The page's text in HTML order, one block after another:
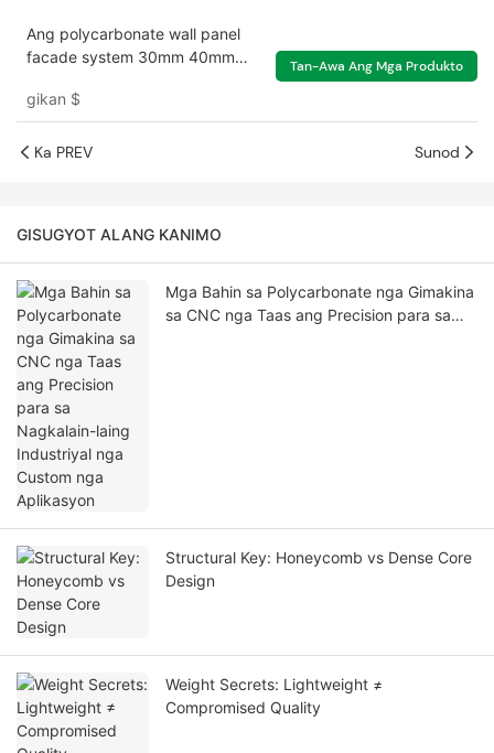
Ang polycarbonate wall panel
facade system 30mm 40mm
suga
gikan $
Tan-Awa Ang Mga Produkto
Ka PREV Sunod
GISUGYOT ALANG KANIMO
Mga Bahin sa Polycarbonate nga Gimakina
sa CNC nga Taas ang Precision para sa
Structural Key: Honeycomb vs Dense Core
Design
Weight Secrets: Lightweight ≠
Compromised Quality